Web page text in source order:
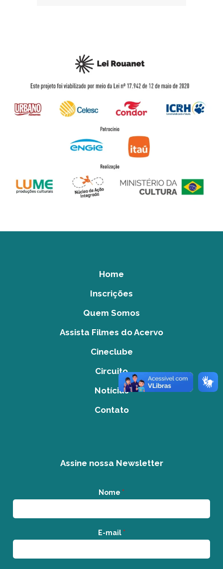
Home
Inscrições
Quem Somos
Assista Filmes do Acervo
Cineclube
Circuito
Notícias
Contato
Assine nossa Newsletter
Nome *
E-mail *